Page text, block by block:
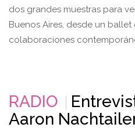
dos grandes muestras para
Buenos Aires, desde un ballet
colaboraciones
RADIO
Aaron